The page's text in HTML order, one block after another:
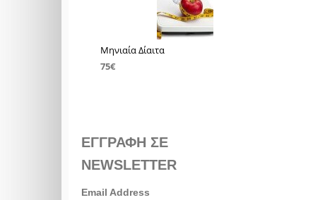
Μηνιαία Δίαιτα
75€
ΕΓΓΡΑΦΗ ΣΕ
NEWSLETTER
Email Address